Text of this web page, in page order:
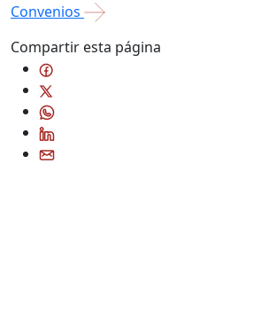
Convenios
Compartir esta página